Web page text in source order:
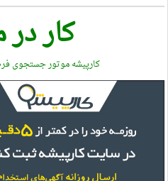
کار
کارپیشه موتور جستجوی